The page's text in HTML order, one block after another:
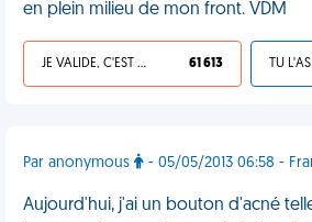
en plein milieu de mon front. VDM
JE VALIDE, C'EST UNE VDM 61 613
Par anonymous - 05/05/2013 06:58 -
Aujourd'hui, j'ai un bouton d'acné